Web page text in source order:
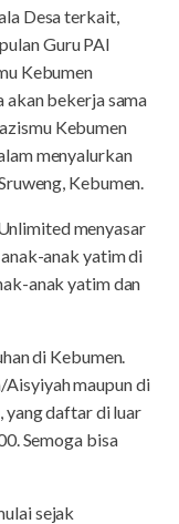
Desa terkait,
Guru PAI
Kebumen
bekerja sama
Kebumen
menyalurkan
Kebumen.
menyasar
anak yatim di
anak yatim dan
di Kebumen.
maupun di
yang daftar di luar
Semoga bisa
sejak